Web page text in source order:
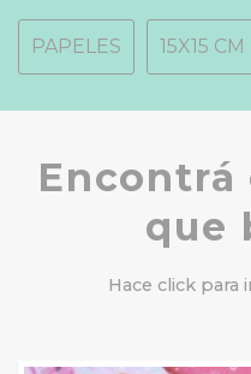
PAPELES 15X15 CM
que
Hace click para